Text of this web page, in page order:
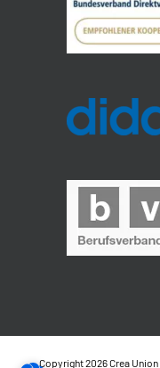
Copyright 2026 Crea